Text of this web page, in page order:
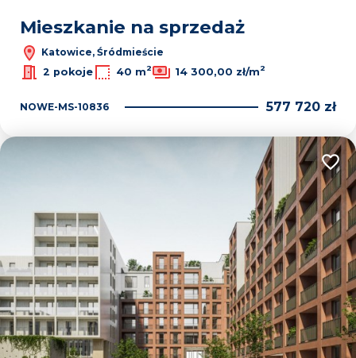
Mieszkanie na sprzedaż
Katowice, Śródmieście
2 pokoje
40 m2 14 300,00 zł/m2
NOWE-MS-10836 577 720 zł